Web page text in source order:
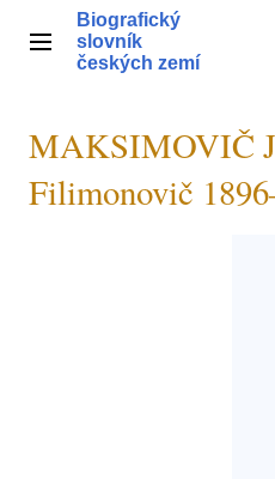
obsahHlavní menu
Biografický
slovník
českých zemí
MAKSIMOVIČ
Filimonovič